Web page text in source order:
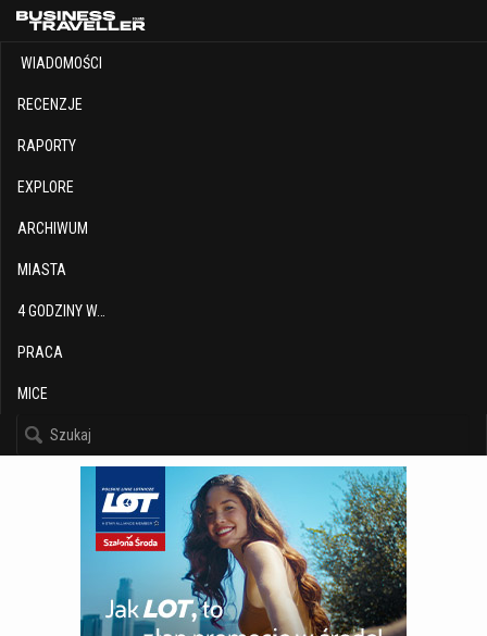
WIADOMOŚCI
RECENZJE
RAPORTY
EXPLORE
ARCHIWUM
MIASTA
4 GODZINY W…
PRACA
MICE